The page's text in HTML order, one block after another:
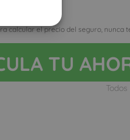
RGPD
calcular el precio del seguro, nunca
TU